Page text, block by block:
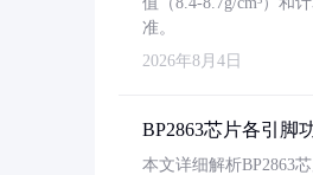
准。
2026年8月4日
BP2863芯片各引脚
本文详细解析BP2863